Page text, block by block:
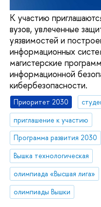
К участию
вузов, увлеченные
уязвимостей и
информационных
магистерские
информационной
кибербезопасности.
Приоритет 2030
приглашение к участию
Программа развития 2030
Вышка технологическая
олимпиада «Высшая лига»
олимпиады Вышки